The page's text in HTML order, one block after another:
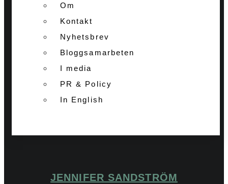
Om
Kontakt
Nyhetsbrev
Bloggsamarbeten
I media
PR & Policy
In English
JENNIFER SANDSTRÖM